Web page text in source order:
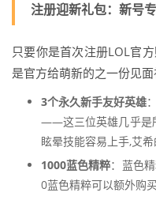
注册迎新礼包：新号
只要你是首次注册LOL官
是官方给萌新的之一份见面
3个永久新手友好英雄
——这三位英雄几乎是
眩晕技能容易上手,艾
1000蓝色精粹：蓝色
0蓝色精粹可以额外购